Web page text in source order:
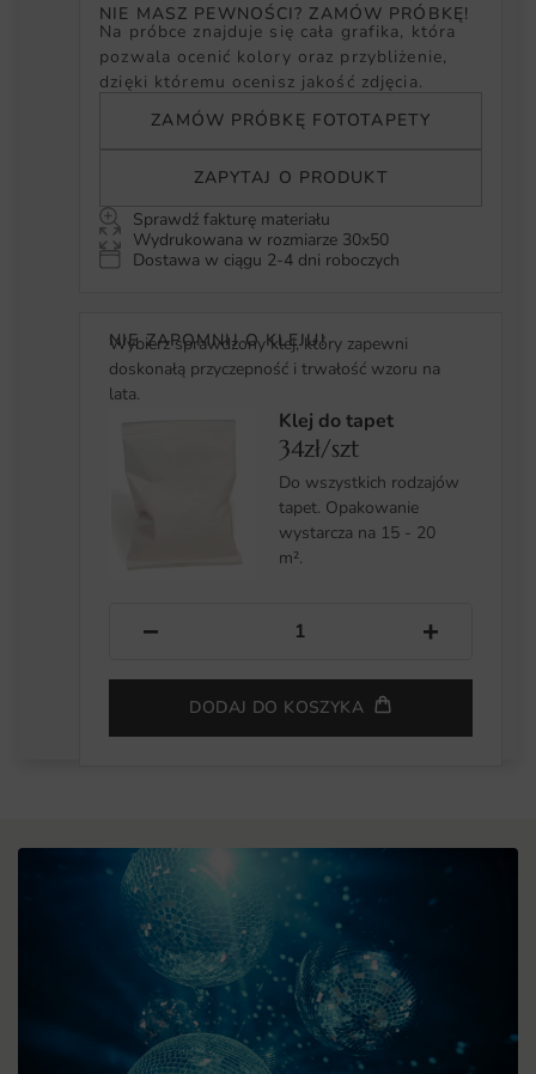
NIE MASZ PEWNOŚCI? ZAMÓW PRÓBKĘ!
Na próbce znajduje się cała grafika, która
pozwala ocenić kolory oraz przybliżenie,
dzięki któremu ocenisz jakość zdjęcia.
ZAMÓW PRÓBKĘ FOTOTAPETY
ZAPYTAJ O PRODUKT
Sprawdź fakturę materiału
Wydrukowana w rozmiarze 30x50
Dostawa w ciągu 2-4 dni roboczych
NIE ZAPOMNIJ O KLEJU!
Wybierz sprawdzony klej, który zapewni
doskonałą przyczepność i trwałość wzoru na
lata.
Klej do tapet
34zł/szt
Do wszystkich rodzajów
tapet. Opakowanie
wystarcza na 15 - 20
m².
− +
DODAJ DO KOSZYKA